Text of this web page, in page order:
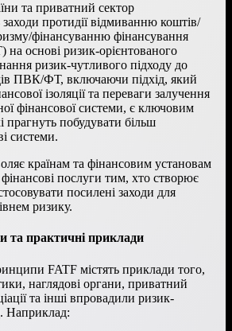
та приватний сектор
протидії відмиванню коштів/
фінансуванню фінансування
основі ризик-орієнтованого
ризик-чутливого підходу до
ПВК/ФТ, включаючи підхід, який
ізоляції та переваги залучення
фінансової системи, є ключовим
прагнуть побудувати більш
системи.
країнам та фінансовим установам
фінансові послуги тим, хто створює
посилені заходи для
ризику.
та практичні приклади
FATF містять приклади того,
наглядові органи, приватний
та інші впровадили ризик-
Наприклад: